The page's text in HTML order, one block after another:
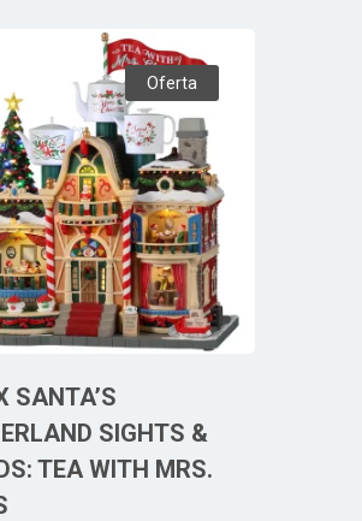
Oferta
SANTA’S
SIGHTS &
TEA WITH MRS.